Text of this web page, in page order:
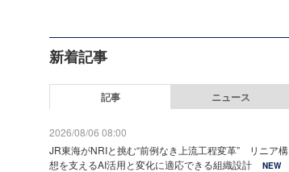
新着記事
記事 ニュース
2026/08/06 08:00
JR東海がNRIと挑む“前例なき上流工程変革” リニア構
想を支えるAI活用と変化に適応できる組織設計
NEW